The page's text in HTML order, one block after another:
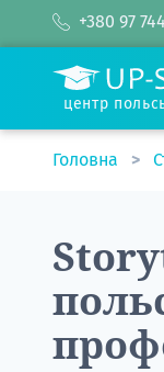
+380 97
центр
Головна